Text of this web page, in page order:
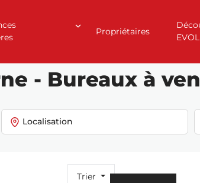
Propriétaires
- Bureaux à
Localisation
Trier